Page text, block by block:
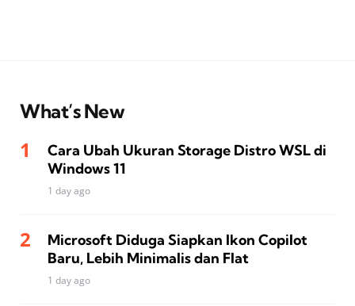
What’s New
Cara Ubah Ukuran Storage Distro WSL di
Windows 11
1 day ago
Microsoft Diduga Siapkan Ikon Copilot
Baru, Lebih Minimalis dan Flat
1 day ago